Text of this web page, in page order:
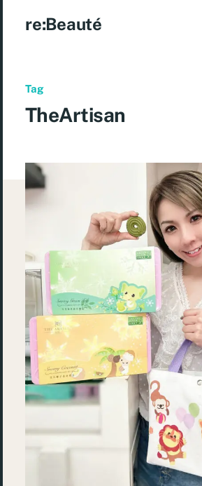
re:Beauté
Tag
TheArtisan